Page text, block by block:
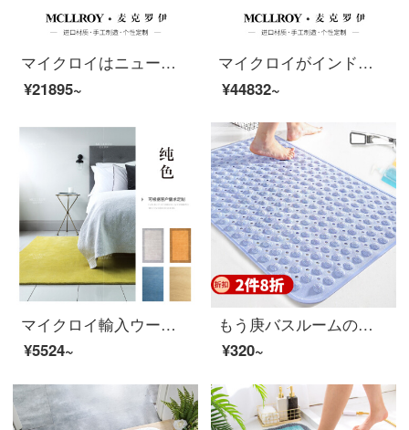
マイクロイはニュージーランドから輸入した羊毛手作りオーダーメイド現代簡単な欧米式のリビングルームのソファー茶畳書斎茶室のベッドルームの畳畳敷敷布団O 030-12【上質な輸入羊毛】1600 MM*2300 MM
¥21895~
マイクロイがインドに輸入した後、近代的な軽奢極簡単北欧純色のリビングルームのソファー茶何毛布現代簡単な部屋のベッドルームの毛布はハイエンドの手作り天糸カーペットTS 003-1【インド輸入天糸】1600 MM*2300 MM
¥44832~
マイクロイ輸入ウール純色現代シンプルインナー北欧絨毯客間茶何絨毯部屋の畳の部屋に手作りオーダーメイド絨毯純色のコンサルティングサービスがあります。
¥5524~
もう庚バスルームの滑り止めマットシャワールームにトイレのバスマットを敷いて、バスマットを使って、家庭用トイレのバスマットを使って、トイレの防水マットを敷いてください。青色【バスルームの滑り止め】48 X 79 CM
¥320~